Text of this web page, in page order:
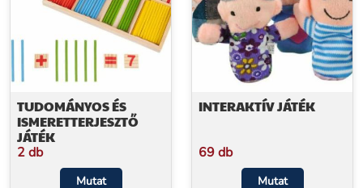
TUDOMÁNYOS ÉS
ISMERETTERJESZTŐ
JÁTÉK
2 db
Mutat
INTERAKTÍV JÁTÉK
69 db
Mutat